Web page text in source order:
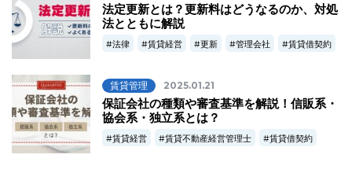
法定更新とは？更新料はどうなるのか、対処
法とともに解説
法律 賃貸経営 更新 管理会社 賃貸借契約
賃貸管理 2025.01.21
保証会社の種類や審査基準を解説！信販系・
協会系・独立系とは？
賃貸経営 賃貸不動産経営管理士 賃貸借契約